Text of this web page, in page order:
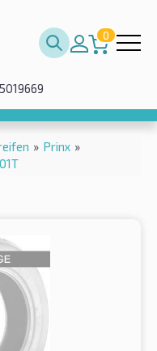
0
» Prinx »